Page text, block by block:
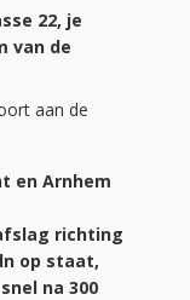
22, je
van de
aan de
en Arnhem
richting
op staat,
na 300